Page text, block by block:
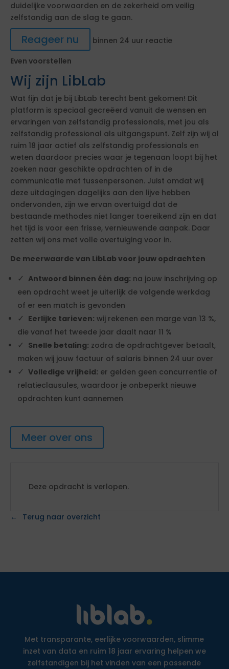
duidelijke voorwaarden en de zekerheid om veilig
zelfstandig aan de slag te gaan.
Reageer nu
binnen 24 uur reactie
Even voorstellen
Wij zijn LibLab
Wat fijn dat je bij LibLab terecht bent gekomen! Dit
platform is speciaal gecreëerd vanuit de wensen en
ervaringen van zelfstandig professionals, met jou als
zelfstandig professional als uitgangspunt. Zelf zijn wij al
ruim 18 jaar actief als zelfstandig professionals en
weten daardoor precies waar je tegenaan loopt bij het
zoeken naar geschikte opdrachten of in de
communicatie met tussenpersonen. Juist omdat wij
deze uitdagingen dagelijks aan den lijve hebben
ondervonden, zijn we ervan overtuigd dat de
bestaande methodes niet langer toereikend zijn en dat
het tijd is voor een frisse, vernieuwende aanpak. Daar
zetten wij ons met volle overtuiging voor in.
De meerwaarde van LibLab voor jouw opdrachten
Antwoord binnen één dag: na jouw inschrijving op
een opdracht weet je uiterlijk de volgende werkdag
of er een match is gevonden
Eerlijke tarieven: wij rekenen een marge van 13 %,
die vanaf het tweede jaar daalt naar 11 %
Snelle betaling: zodra de opdrachtgever betaalt,
maken wij jouw factuur of salaris binnen 24 uur over
Volledige vrijheid: er gelden geen concurrentie of
relatieclausules, waardoor je onbeperkt nieuwe
opdrachten kunt aannemen
Meer over ons
Deze opdracht is verlopen.
Terug naar overzicht
Met transparante, eerlijke voorwaarden, slimme
inzet van data en ruim 18 jaar ervaring helpen we
zelfstandigen bij het vinden van een passende